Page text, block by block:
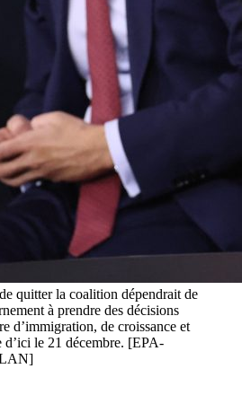
quitter la coalition dépendrait de
à prendre des décisions
d’immigration, de croissance et
d’ici le 21 décembre. [EPA-